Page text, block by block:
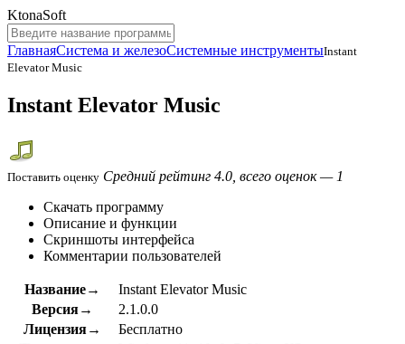
KtonaSoft
ГлавнаяСистема и железоСистемные инструментыInstant
Elevator Music
Instant Elevator Music
Поставить оценку Средний рейтинг 4.0, всего оценок — 1
Скачать программу
Описание и функции
Скриншоты интерфейса
Комментарии пользователей
Название→
Instant Elevator Music
Версия→
2.1.0.0
Лицензия→
Бесплатно